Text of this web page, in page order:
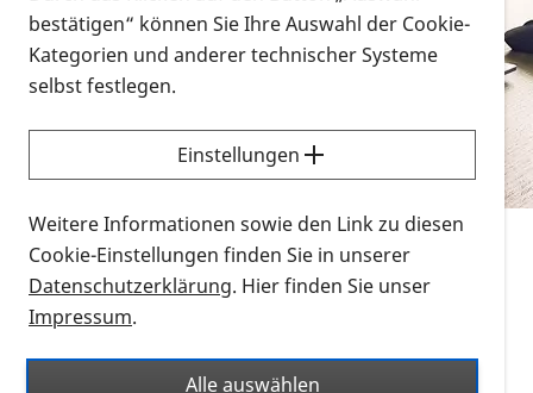
Alle Infomaterialien in verschiedenen
Formaten an einem Ort
Sie möchten wissen, wie Sie nach Infonmaterial
suchen und dieses bestellen bzw. herunterladen
können? Schauen Sie sich dieErklärvideos zum
Thema Infomaterial auf der PRO RETINA-Website
für blinde und sehbehinderte Menschen an.
Auf dieser Seite finden Sie sämtliches Infomaterial
Ort. Nutzen Sie den Formatfilter, um ausschließlich
bestätigen“ können Sie Ihre Auswahl der Cookie-
Kategorien und anderer technischer Systeme
selbst festlegen.
Einstellungen
Weitere Informationen sowie den Link zu diesen
Cookie-Einstellungen finden Sie in unserer
Datenschutzerklärung. Hier finden Sie unser
Impressum.
Alle auswählen